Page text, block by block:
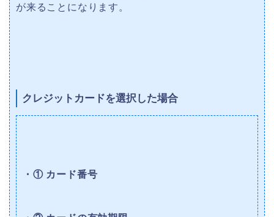
が来ることになります。
クレジットカードを選択した場合
・① カード番号